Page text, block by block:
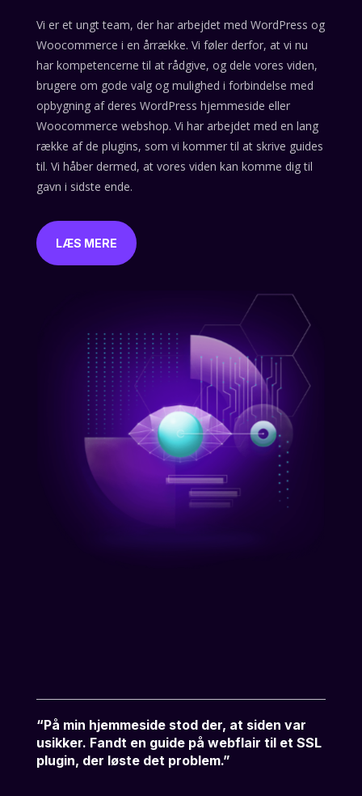
Vi er et ungt team, der har arbejdet med WordPress og
Woocommerce i en årrække. Vi føler derfor, at vi nu
har kompetencerne til at rådgive, og dele vores viden,
brugere om gode valg og mulighed i forbindelse med
opbygning af deres WordPress hjemmeside eller
Woocommerce webshop. Vi har arbejdet med en lang
række af de plugins, som vi kommer til at skrive guides
til. Vi håber dermed, at vores viden kan komme dig til
gavn i sidste ende.
LÆS MERE
“På min hjemmeside stod der, at siden var
usikker. Fandt en guide på webflair til et SSL
plugin, der løste det problem.”